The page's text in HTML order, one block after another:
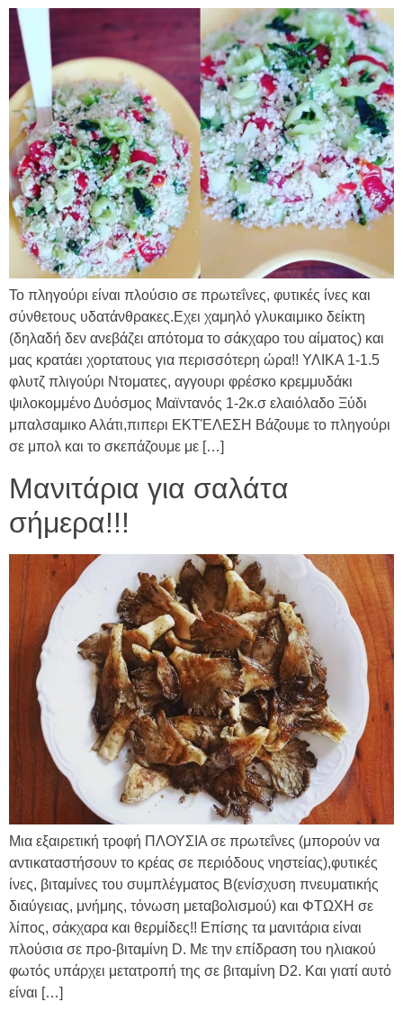
Το πληγούρι είναι πλούσιο σε πρωτεΐνες, φυτικές ίνες και
σύνθετους υδατάνθρακες.Εχει χαμηλό γλυκαιμικο δείκτη
(δηλαδή δεν ανεβάζει απότομα το σάκχαρο του αίματος) και
μας κρατάει χορτατους για περισσότερη ώρα!! ΥΛΙΚΑ 1-1.5
φλυτζ πλιγούρι Ντοματες, αγγουρι φρέσκο κρεμμυδάκι
ψιλοκομμένο Δυόσμος Μαϊντανός 1-2κ.σ ελαιόλαδο Ξύδι
μπαλσαμικο Αλάτι,πιπερι ΕΚΤΈΛΕΣΗ Βάζουμε το πληγούρι
σε μπολ και το σκεπάζουμε με […]
Μανιτάρια για σαλάτα
σήμερα!!!
Μια εξαιρετική τροφή ΠΛΟΥΣΙΑ σε πρωτεΐνες (μπορούν να
αντικαταστήσουν το κρέας σε περιόδους νηστείας),φυτικές
ίνες, βιταμίνες του συμπλέγματος Β(ενίσχυση πνευματικής
διαύγειας, μνήμης, τόνωση μεταβολισμού) και ΦΤΩΧΗ σε
λίπος, σάκχαρα και θερμίδες!! Επίσης τα μανιτάρια είναι
πλούσια σε προ-βιταμίνη D. Με την επίδραση του ηλιακού
φωτός υπάρχει μετατροπή της σε βιταμίνη D2. Kαι γιατί αυτό
είναι […]